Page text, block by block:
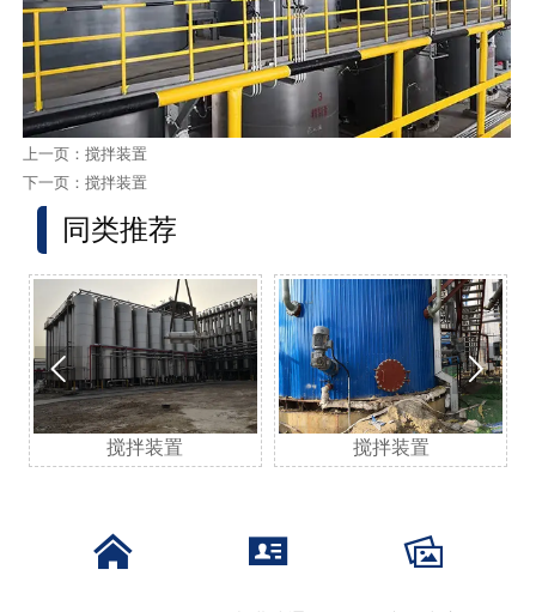
上一页： 搅拌装置
下一页： 搅拌装置
同类推荐
搅拌装置 搅拌装置
 
  